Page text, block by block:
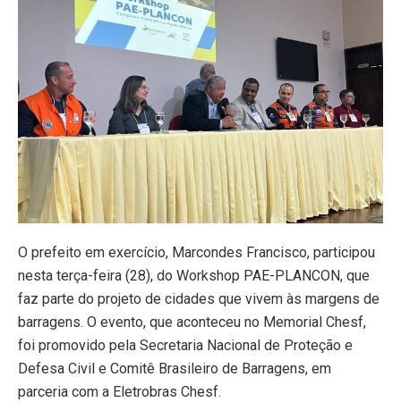
O prefeito em exercício, Marcondes Francisco, participou
nesta terça-feira (28), do Workshop PAE-PLANCON, que
faz parte do projeto de cidades que vivem às margens de
barragens. O evento, que aconteceu no Memorial Chesf,
foi promovido pela Secretaria Nacional de Proteção e
Defesa Civil e Comitê Brasileiro de Barragens, em
parceria com a Eletrobras Chesf.